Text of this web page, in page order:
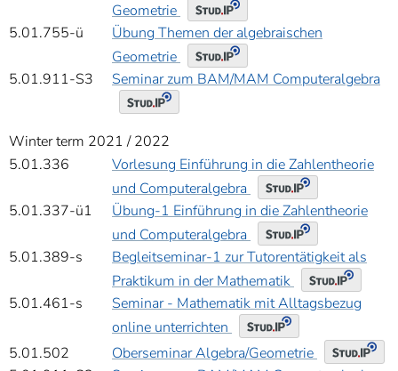
Geometrie
5.01.755-ü
Übung Themen der algebraischen
Geometrie
5.01.911-S3
Seminar zum BAM/MAM Computeralgebra
Winter term 2021 / 2022
5.01.336
Vorlesung Einführung in die Zahlentheorie
und Computeralgebra
5.01.337-ü1
Übung-1 Einführung in die Zahlentheorie
und Computeralgebra
5.01.389-s
Begleitseminar-1 zur Tutorentätigkeit als
Praktikum in der Mathematik
5.01.461-s
Seminar - Mathematik mit Alltagsbezug
online unterrichten
5.01.502
Oberseminar Algebra/Geometrie